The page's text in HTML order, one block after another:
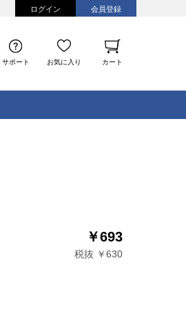
ログイン 会員登録
サポート お気に入り カート
￥693
税抜 ￥630